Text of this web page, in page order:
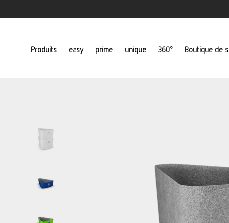
Produits easy prime unique 360° Boutique de